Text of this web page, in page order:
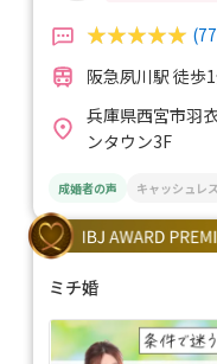
阪急夙川駅 徒歩
兵庫県西宮市羽
ンタウン3F
成婚者の声 キャッシュレス
ミチ婚